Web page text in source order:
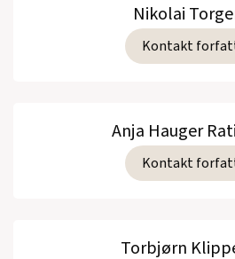
Nikolai
Kontakt
Anja Hauger
Kontakt
Torbjørn